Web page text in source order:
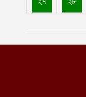
জকসু ভিপিসহ
আগস্ট ৪, ২০২৬
মোহাম্মদপুরে